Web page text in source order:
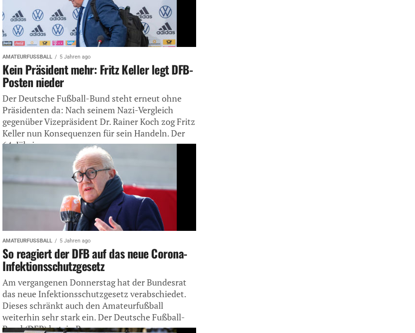
AMATEURFUSSBALL 5 Jahren ago
Kein Präsident mehr: Fritz Keller legt DFB-
Posten nieder
Der Deutsche Fußball-Bund steht erneut ohne
Präsidenten da: Nach seinem Nazi-Vergleich
gegenüber Vizepräsident Dr. Rainer Koch zog Fritz
Keller nun Konsequenzen für sein Handeln. Der
64-Jährige...
AMATEURFUSSBALL 5 Jahren ago
So reagiert der DFB auf das neue Corona-
Infektionsschutzgesetz
Am vergangenen Donnerstag hat der Bundesrat
das neue Infektionsschutzgesetz verabschiedet.
Dieses schränkt auch den Amateurfußball
weiterhin sehr stark ein. Der Deutsche Fußball-
Bund (DFB) hat, in Person...